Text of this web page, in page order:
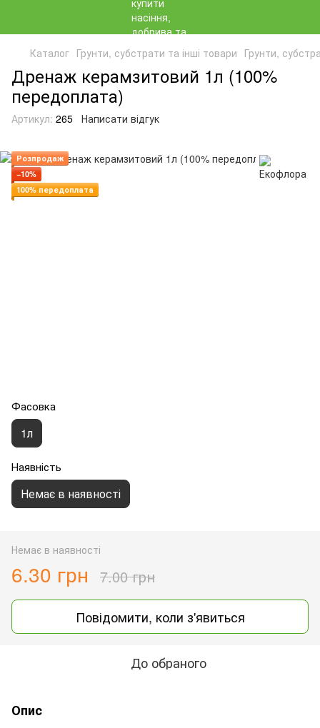
Каталог Грунти, субстрати та інші товари Грунти,
Дренаж керамзитовий 1л (100%
передоплата)
Артикул: 265 Написати відгук
Розпродаж
−10%
100% передоплата
Фасовка
1л
Наявність
Немає в наявності
Немає в наявності
6.30 грн 7.00 грн
Повідомити, коли з'явиться
До обраного
Опис